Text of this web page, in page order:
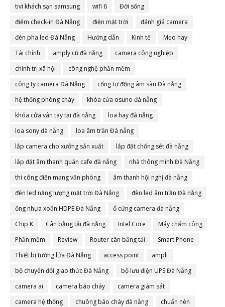
tivi khách sạn samsung
wifi 6
Đời sống
điểm check-in Đà Nẵng
điện mặt trời
đánh giá camera
đèn pha led Đà Nẵng
Hướng dẫn Kinh tế
Mẹo hay
Tài chính
amply cũ đà nẵng
camera công nghiệp
chính trị xã hội
công nghệ phần mềm
công ty camera Đà Nẵng
cổng tự động âm sàn Đà nẵng
hệ thống phòng cháy
khóa cửa osuno đà nẵng
khóa cửa vân tay tại đà nẵng
loa hay đà nẵng
loa sony đà nẵng
loa âm trần Đà nẵng
lắp camera cho xưởng sản xuất
lắp đặt chống sét đà nẵng
lắp đặt âm thanh quán cafe đà nẵng
nhà thông minh Đà Nẵng
thi công điện mạng văn phòng
âm thanh hội nghị đà nẵng
đèn led năng lượng mặt trời Đà Nẵng
đèn led âm trần Đà nẵng
ống nhựa xoắn HDPE Đà Nẵng
ổ cứng camera đà nẵng
Chip K
Cân bằng tải đà nẵng Intel Core
Máy chấm công
Phần mềm
Review Router cân bằng tải
Smart Phone
Thiết bị tường lửa Đà Nẵng
access point
ampli
bộ chuyển đổi giao thức Đà Nẵng
bộ lưu điện UPS Đà Nẵng
camera ai
camera báo cháy
camera giám sát
camera hệ thống
chuông báo cháy đà nẵng
chuẩn nén